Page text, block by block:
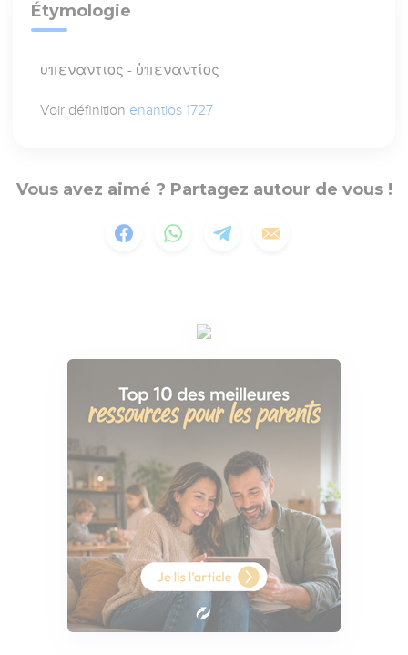
Étymologie
υπεναντιος - ὑπεναντίος
Voir définition enantios 1727
Vous avez aimé ? Partagez autour de vous !